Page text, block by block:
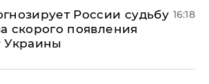
России судьбу
скорого появления
Украины
16:18